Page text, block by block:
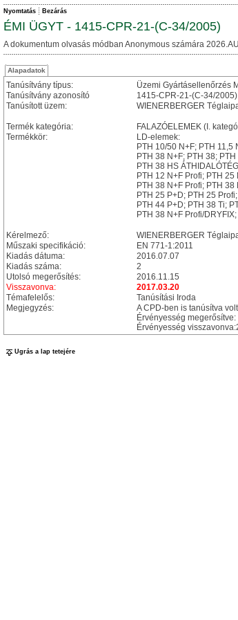
Nyomtatás Bezárás
ÉMI ÜGYT - 1415-CPR-21-(C-34/2005)
A dokumentum olvasás módban Anonymous számára
Alapadatok
Tanúsítvány típus:
Üzemi Gyártásellenőrzés
Tanúsítvány azonosító
1415-CPR-21-(C-34/2005)
Tanúsított üzem:
WIENERBERGER
Termék kategória:
FALAZÓELEMEK (I.
Termékkör:
LD-elemek:
PTH 10/50 N+F; PTH 11,5
PTH 38 N+F; PTH 38;
PTH 38 HS
PTH 12 N+F Profi; PTH
PTH 38 N+F Profi; PTH
PTH 25 P+D; PTH 25
PTH 44 P+D; PTH 38 Ti;
PTH 38 N+F Profi/
Kérelmező:
WIENERBERGER
Műszaki specifikáció:
EN 771-1:2011
Kiadás dátuma:
2016.07.07
Kiadás száma:
2
Utolsó megerősítés:
2016.11.15
Visszavonva:
2017.03.20
Témafelelős:
Tanúsítási Iroda
Megjegyzés:
A CPD-ben is tanúsítva
Érvényesség
Érvényesség
Ugrás a lap tetejére